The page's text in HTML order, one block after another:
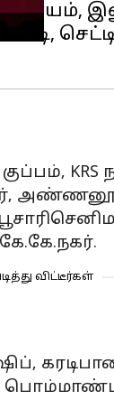
KRS
விட்டீர்கள்